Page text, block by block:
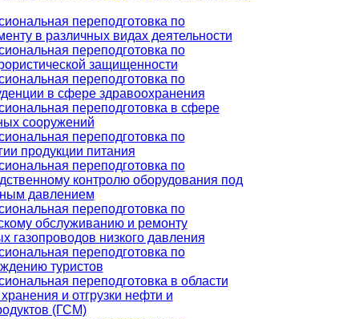
переподготовка по
в различных видах деятельности
переподготовка по
защищенности
переподготовка по
в сфере здравоохранения
переподготовка в сфере
сооружений
переподготовка по
продукции питания
переподготовка по
контролю оборудования под
давлением
переподготовка по
обслуживанию и ремонту
газопроводов низкого давления
переподготовка по
туристов
переподготовка в области
и отгрузки нефти и
(ГСМ)